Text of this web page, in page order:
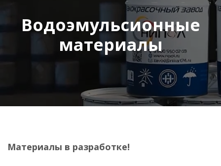
Водоэмульсионные
материалы
Материалы в разработке!